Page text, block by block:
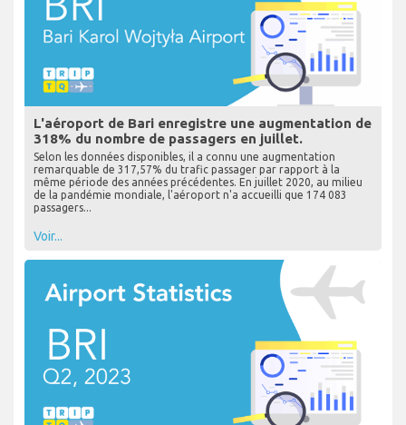
L'aéroport de Bari enregistre une augmentation de
318% du nombre de passagers en juillet.
Selon les données disponibles, il a connu une augmentation
remarquable de 317,57% du trafic passager par rapport à la
même période des années précédentes. En juillet 2020, au milieu
de la pandémie mondiale, l'aéroport n'a accueilli que 174 083
passagers...
Voir...